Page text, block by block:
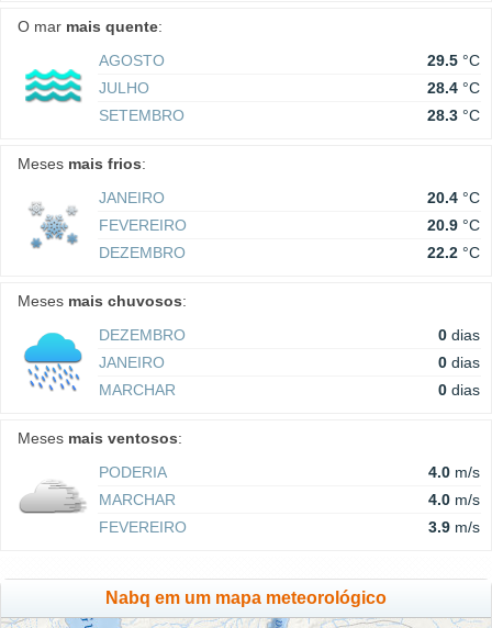
O mar mais quente:
AGOSTO
29.5 °C
JULHO
28.4 °C
SETEMBRO
28.3 °C
Meses mais frios:
JANEIRO
20.4 °C
FEVEREIRO
20.9 °C
DEZEMBRO
22.2 °C
Meses mais chuvosos:
DEZEMBRO
0 dias
JANEIRO
0 dias
MARCHAR
0 dias
Meses mais ventosos:
PODERIA
4.0 m/s
MARCHAR
4.0 m/s
FEVEREIRO
3.9 m/s
Nabq em um mapa meteorológico